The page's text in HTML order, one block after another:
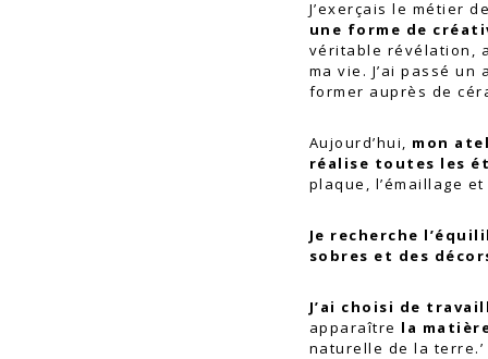
J’exerçais le métier
une forme de
véritable révélation,
ma vie. J’ai passé
former auprès de
Aujourd’hui, mon
réalise toutes les
plaque, l’émaillage
Je recherche
sobres et des
J’ai choisi de
apparaître la
naturelle de la terre.’